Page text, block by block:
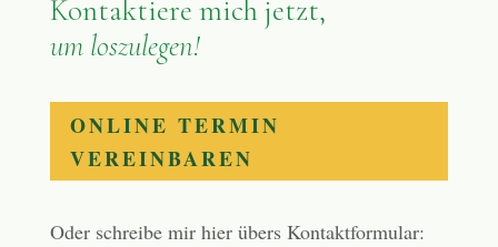
Kontaktiere mich jetzt,
um loszulegen!
ONLINE TERMIN
VEREINBAREN
Oder schreibe mir hier übers Kontaktformular: